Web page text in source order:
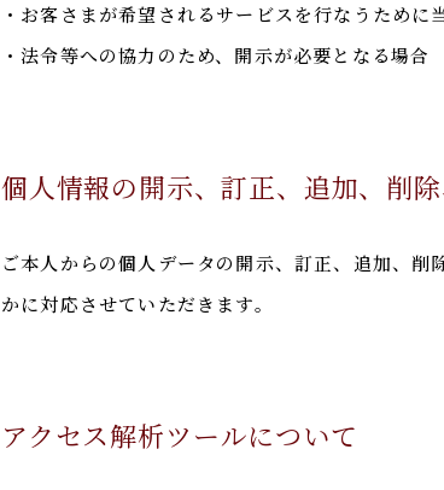
・お客さまが希望されるサービスを行なうため
・法令等への協力のため、開示が必要となる場合
個人情報の開示、訂正、追加、削
ご本人からの個人データの開示、訂正、追加、
かに対応させていただきます。
アクセス解析ツールについて